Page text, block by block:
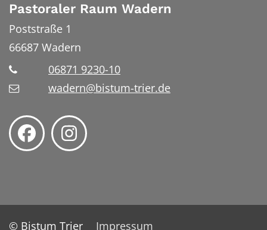
Pastoraler Raum Wadern
Poststraße 1
66687 Wadern
06871 9230-10
wadern@bistum-trier.de
© Bistum Trier
Impressum